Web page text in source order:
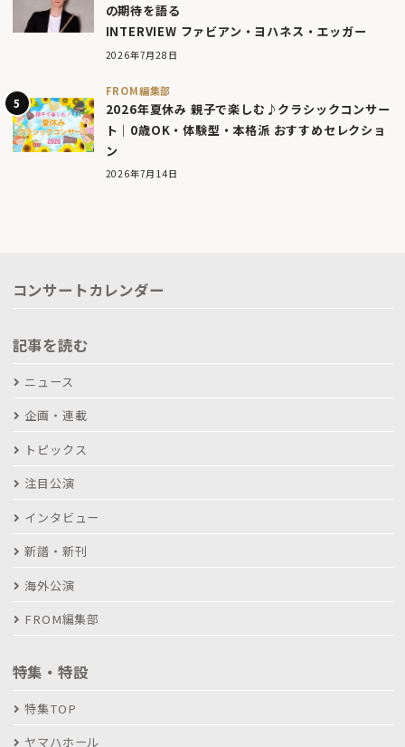
の期待を語る
INTERVIEW ファビアン・ヨハネス・エッガー
2026年7月28日
FROM編集部
2026年夏休み 親子で楽しむ♪クラシックコンサー
ト｜0歳OK・体験型・本格派 おすすめセレクショ
ン
2026年7月14日
コンサートカレンダー
記事を読む
ニュース
企画・連載
トピックス
注目公演
インタビュー
新譜・新刊
海外公演
FROM編集部
特集・特設
特集TOP
ヤマハホール